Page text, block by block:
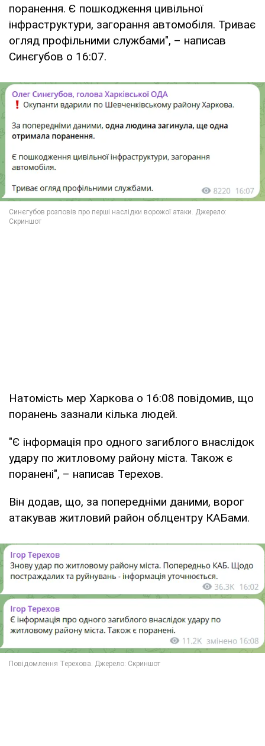
поранення. Є пошкодження цивільної
інфраструктури, загорання автомобіля. Триває
огляд профільними службами", – написав
Синєгубов о 16:07.
Натомість мер Харкова о 16:08 повідомив, що
поранень зазнали кілька людей.
"Є інформація про одного загиблого внаслідок
удару по житловому району міста. Також є
поранені", – написав Терехов.
Він додав, що, за попередніми даними, ворог
атакував житловий район облцентру КАБами.